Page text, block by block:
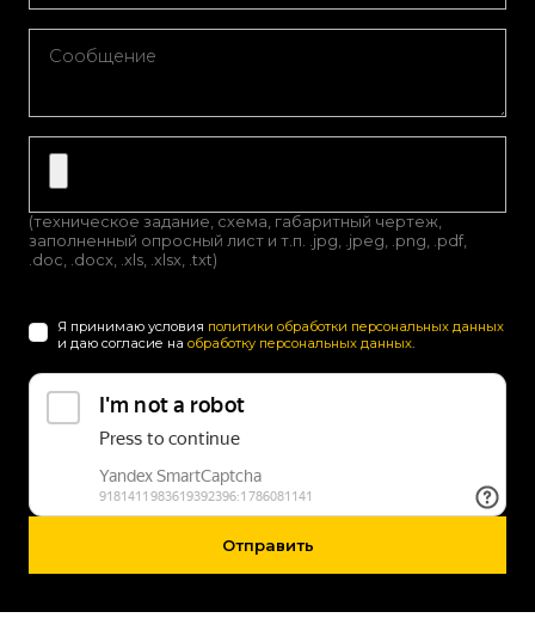
(техническое задание, схема, габаритный чертеж,
заполненный опросный лист и т.п. .jpg, .jpeg, .png, .pdf,
.doc, .docx, .xls, .xlsx, .txt)
Я принимаю условия политики обработки персональных данных
и даю согласие на обработку персональных данных.
Отправить